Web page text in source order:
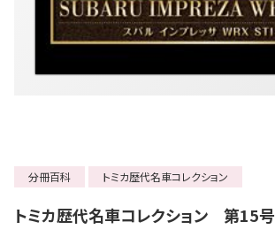
分冊百科 トミカ歴代名車コレクション
トミカ歴代名車コレクション 第15号